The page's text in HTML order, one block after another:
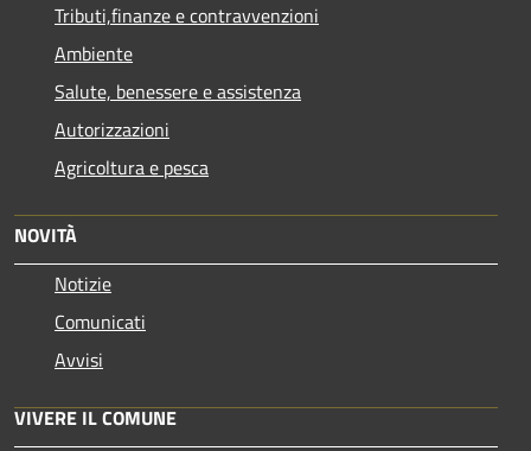
Tributi,finanze e contravvenzioni
Ambiente
Salute, benessere e assistenza
Autorizzazioni
Agricoltura e pesca
NOVITÀ
Notizie
Comunicati
Avvisi
VIVERE IL COMUNE